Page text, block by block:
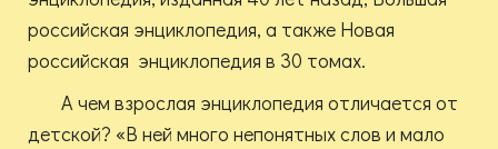
российская энциклопедия, а также Новая
российская энциклопедия в 30 томах.
А чем взрослая энциклопедия отличается от
детской? «В ней много непонятных слов и мало